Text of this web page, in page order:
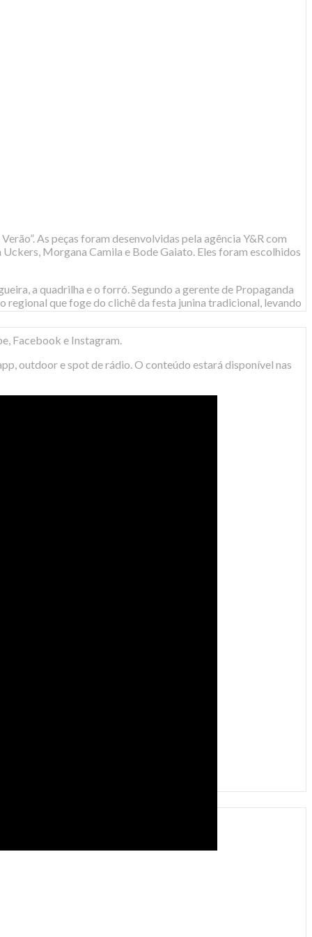
As peças foram desenvolvidas pela agência Y&R com
Morgana Camila e Bode Gaiato. Eles foram escolhidos
a quadrilha e o forró. Segundo a gerente de Propaganda
que foge do clichê da festa junina tradicional, levando
Facebook e Instagram.
outdoor e spot de rádio. O conteúdo estará disponível nas